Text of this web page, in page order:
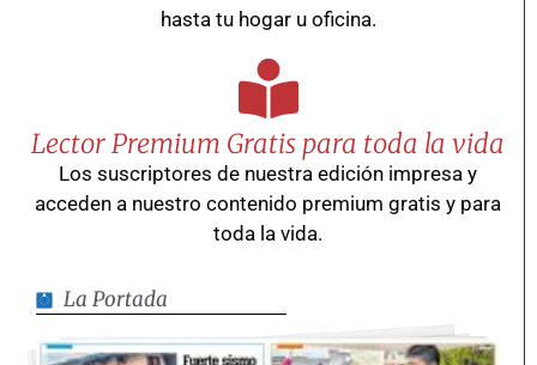
hasta tu hogar u oficina.
Lector Premium Gratis para toda la vida
Los suscriptores de nuestra edición impresa y
acceden a nuestro contenido premium gratis y para
toda la vida.
La Portada